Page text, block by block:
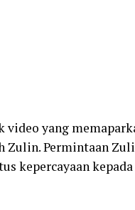
yang
Zulin. Permintaan
kepercayaan kepada